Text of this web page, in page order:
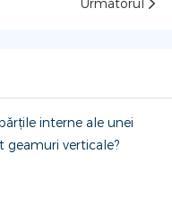
Următorul
interne ale unei
geamuri verticale?